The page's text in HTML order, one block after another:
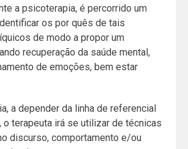
a psicoterapia, é percorrido um
os por quês de tais
de modo a propor um
recuperação da saúde mental,
de emoções, bem estar
a depender da linha de referencial
terapeuta irá se utilizar de técnicas
discurso, comportamento e/ou